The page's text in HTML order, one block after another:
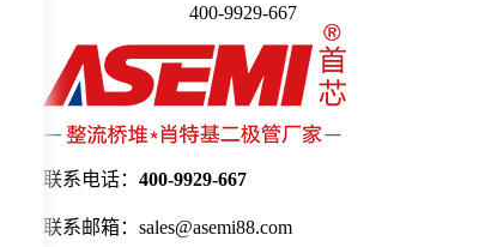
400-9929-667
联系电话： 400-9929-667
联系邮箱：sales@asemi88.com